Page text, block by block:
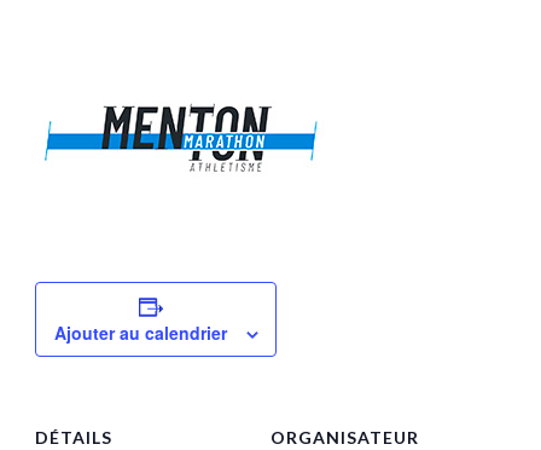
Ajouter au calendrier
DÉTAILS ORGANISATEUR